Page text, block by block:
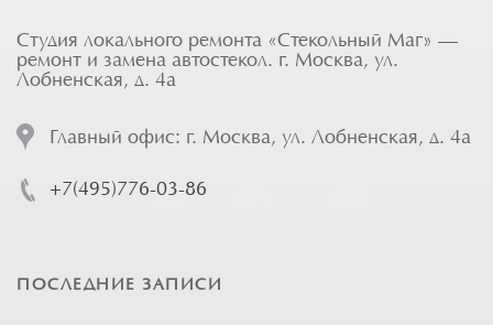
Студия локального ремонта «Стекольный Маг» —
ремонт и замена автостекол. г. Москва, ул.
Лобненская, д. 4а
Главный офис: г. Москва, ул. Лобненская, д. 4а
+7(495)776-03-86
ПОСЛЕДНИЕ ЗАПИСИ